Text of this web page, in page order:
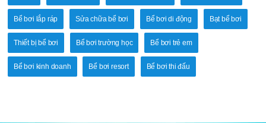
Bể bơi lắp ráp Sửa chữa bể bơi Bể bơi di động Bạt bể bơi
Thiết bị bể bơi Bể bơi trường học Bể bơi trẻ em
Bể bơi kinh doanh Bể bơi resort Bể bơi thi đấu